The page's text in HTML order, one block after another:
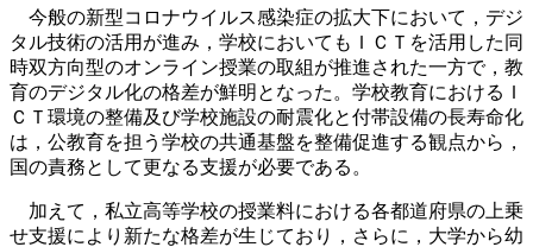
今般の新型コロナウイルス感染症の拡大下において，デジ
タル技術の活用が進み，学校においてもＩＣＴを活用した同
時双方向型のオンライン授業の取組が推進された一方で，教
育のデジタル化の格差が鮮明となった。学校教育におけるＩ
ＣＴ環境の整備及び学校施設の耐震化と付帯設備の長寿命化
は，公教育を担う学校の共通基盤を整備促進する観点から，
国の責務として更なる支援が必要である。
加えて，私立高等学校の授業料における各都道府県の上乗
せ支援により新たな格差が生じており，さらに，大学から幼